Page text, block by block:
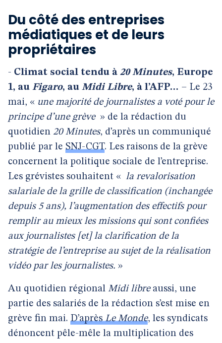
Du côté des entreprises
médiatiques et de leurs
propriétaires
- Climat social tendu à 20 Minutes, Europe
1, au Figaro, au Midi Libre, à l’AFP… – Le 23
mai, « une majorité de journalistes a voté pour le
principe d’une grève » de la rédaction du
quotidien 20 Minutes, d’après un communiqué
publié par le SNJ-CGT. Les raisons de la grève
concernent la politique sociale de l’entreprise.
Les grévistes souhaitent « la revalorisation
salariale de la grille de classification (inchangée
depuis 5 ans), l’augmentation des effectifs pour
remplir au mieux les missions qui sont confiées
aux journalistes [et] la clarification de la
stratégie de l’entreprise au sujet de la réalisation
vidéo par les journalistes. »
Au quotidien régional Midi libreaussi, une
partie des salariés de la rédaction s’est mise en
grève fin mai. D’aprèsLe Monde, les syndicats
dénoncent pêle-mêle la multiplication des